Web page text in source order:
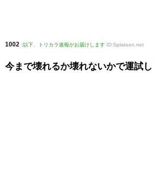
1002 : 以下、トリカラ速報がお届けします ID:Splatoon.net
今まで壊れるか壊れないかで運試